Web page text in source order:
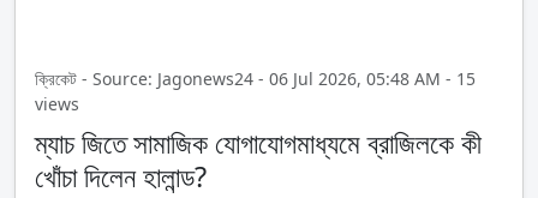
ক্রিকেট - Source: Jagonews24 - 06 Jul 2026, 05:48 AM - 15
views
ম্যাচ জিতে সামাজিক যোগাযোগমাধ্যমে ব্রাজিলকে কী
খোঁচা দিলেন হালান্ড?